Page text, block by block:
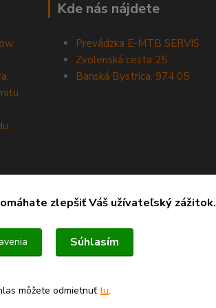
Kde nás nájdete
Prevádzka E-MTB SERVIS
Zvolenská cesta 25
Banská Bystrica, 974 05
zlepšiť Váš užívateľský zážitok.
Súhlasím
môžete odmietnuť tu.